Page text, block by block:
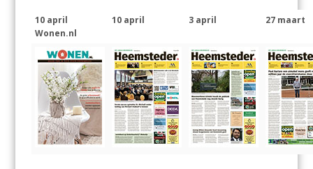
10 april
Wonen.nl
10 april 3 april 27 maart